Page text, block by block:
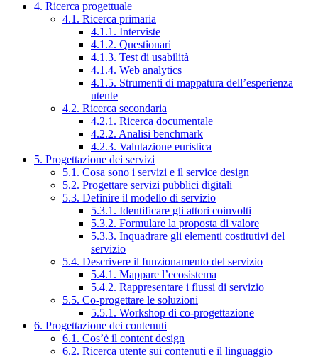
4. Ricerca progettuale
4.1. Ricerca primaria
4.1.1. Interviste
4.1.2. Questionari
4.1.3. Test di usabilità
4.1.4. Web analytics
4.1.5. Strumenti di mappatura dell’esperienza
utente
4.2. Ricerca secondaria
4.2.1. Ricerca documentale
4.2.2. Analisi benchmark
4.2.3. Valutazione euristica
5. Progettazione dei servizi
5.1. Cosa sono i servizi e il service design
5.2. Progettare servizi pubblici digitali
5.3. Definire il modello di servizio
5.3.1. Identificare gli attori coinvolti
5.3.2. Formulare la proposta di valore
5.3.3. Inquadrare gli elementi costitutivi del
servizio
5.4. Descrivere il funzionamento del servizio
5.4.1. Mappare l’ecosistema
5.4.2. Rappresentare i flussi di servizio
5.5. Co-progettare le soluzioni
5.5.1. Workshop di co-progettazione
6. Progettazione dei contenuti
6.1. Cos’è il content design
6.2. Ricerca utente sui contenuti e il linguaggio